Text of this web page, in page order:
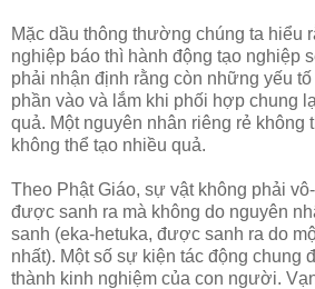
Mặc dầu thông thường chúng ta hiểu
nghiệp báo thì hành động tạo nghiệp
phải nhận định rằng còn những yếu
phần vào và lắm khi phối hợp chung
quả. Một nguyên nhân riêng rẻ không
không thể tạo nhiều quả.
Theo Phật Giáo, sự vật không phải
được sanh ra mà không do nguyên
sanh (eka-hetuka, được sanh ra do
nhất). Một số sự kiện tác động chung
thành kinh nghiệm của con người.